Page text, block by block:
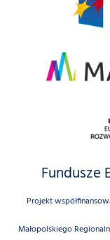
Fundusze
Projekt
Małopolskiego